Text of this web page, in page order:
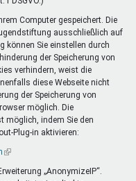
Computer gespeichert. Die
ausschließlich auf
können Sie einstellen durch
der Speicherung von
verhindern, weist die
diese Webseite nicht
der Speicherung von
möglich. Die
möglich, indem Sie den
Plug-in aktivieren:
(Link
extern)
„AnonymizeIP“.